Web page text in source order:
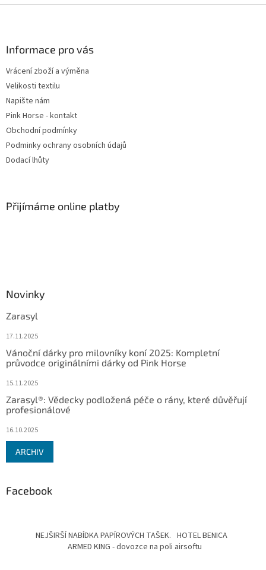
Informace pro vás
Vrácení zboží a výměna
Velikosti textilu
Napište nám
Pink Horse - kontakt
Obchodní podmínky
Podminky ochrany osobních údajů
Dodací lhůty
Přijímáme online platby
Novinky
Zarasyl
17.11.2025
Vánoční dárky pro milovníky koní 2025: Kompletní
průvodce originálními dárky od Pink Horse
15.11.2025
Zarasyl®: Vědecky podložená péče o rány, které důvěřují
profesionálové
16.10.2025
ARCHIV
Facebook
NEJŠIRŠÍ NABÍDKA PAPÍROVÝCH TAŠEK. HOTEL BENICA
ARMED KING - dovozce na poli airsoftu